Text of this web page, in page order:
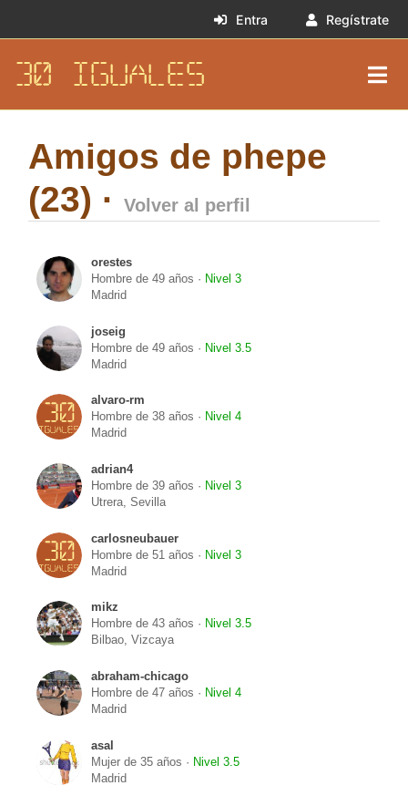
Entra Regístrate
30 IGUALES
Amigos de phepe
(23) ·
Volver al perfil
orestes
Hombre de 49 años · Nivel 3
Madrid
joseig
Hombre de 49 años · Nivel 3.5
Madrid
alvaro-rm
Hombre de 38 años · Nivel 4
Madrid
adrian4
Hombre de 39 años · Nivel 3
Utrera, Sevilla
carlosneubauer
Hombre de 51 años · Nivel 3
Madrid
mikz
Hombre de 43 años · Nivel 3.5
Bilbao, Vizcaya
abraham-chicago
Hombre de 47 años · Nivel 4
Madrid
asal
Mujer de 35 años · Nivel 3.5
Madrid